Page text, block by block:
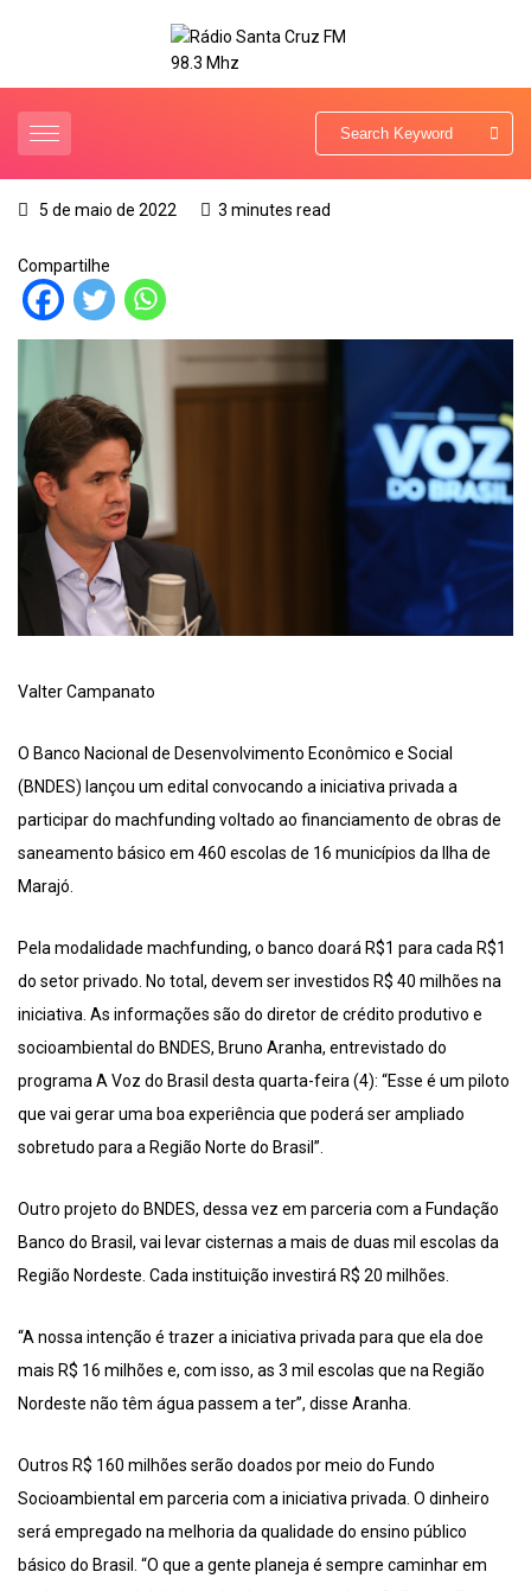
5 de maio de 2022 3 minutes read
Compartilhe
Valter Campanato
O Banco Nacional de Desenvolvimento Econômico e Social
(BNDES) lançou um edital convocando a iniciativa privada a
participar do machfunding voltado ao financiamento de obras de
saneamento básico em 460 escolas de 16 municípios da Ilha de
Marajó.
Pela modalidade machfunding, o banco doará R$1 para cada R$1
do setor privado. No total, devem ser investidos R$ 40 milhões na
iniciativa. As informações são do diretor de crédito produtivo e
socioambiental do BNDES, Bruno Aranha, entrevistado do
programa A Voz do Brasil desta quarta-feira (4): “Esse é um piloto
que vai gerar uma boa experiência que poderá ser ampliado
sobretudo para a Região Norte do Brasil”.
Outro projeto do BNDES, dessa vez em parceria com a Fundação
Banco do Brasil, vai levar cisternas a mais de duas mil escolas da
Região Nordeste. Cada instituição investirá R$ 20 milhões.
“A nossa intenção é trazer a iniciativa privada para que ela doe
mais R$ 16 milhões e, com isso, as 3 mil escolas que na Região
Nordeste não têm água passem a ter”, disse Aranha.
Outros R$ 160 milhões serão doados por meio do Fundo
Socioambiental em parceria com a iniciativa privada. O dinheiro
será empregado na melhoria da qualidade do ensino público
básico do Brasil. “O que a gente planeja é sempre caminhar em